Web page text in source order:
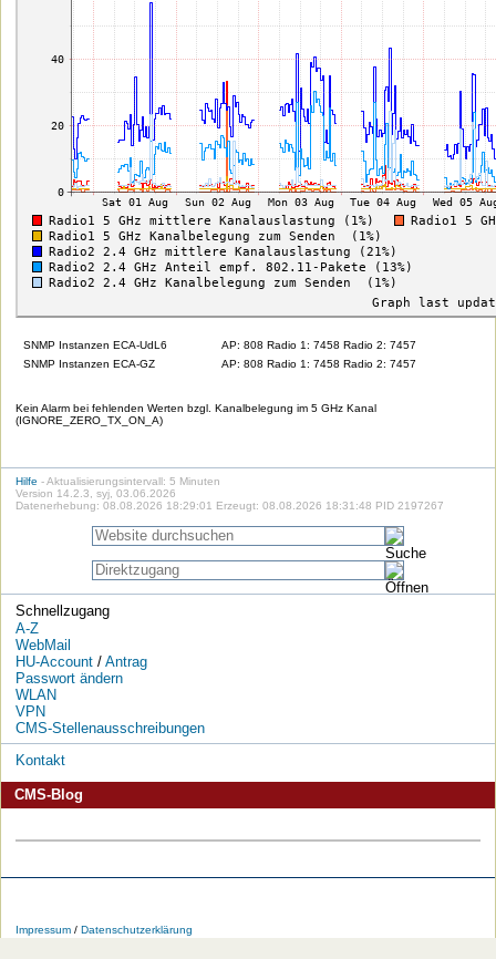
SNMP Instanzen ECA-UdL6
AP: 808 Radio 1: 7458 Radio 2: 7457
SNMP Instanzen ECA-GZ
AP: 808 Radio 1: 7458 Radio 2: 7457
Kein Alarm bei fehlenden Werten bzgl. Kanalbelegung im 5 GHz Kanal
(IGNORE_ZERO_TX_ON_A)
Hilfe - Aktualisierungsintervall: 5 Minuten
Version 14.2.3, syj, 03.06.2026
Datenerhebung: 08.08.2026 18:29:01 Erzeugt: 08.08.2026 18:31:48 PID 2197267
Schnellzugang
A-Z
WebMail
HU-Account/ Antrag
Passwort ändern
WLAN
VPN
CMS-Stellenausschreibungen
Kontakt
CMS-Blog
im
bei bei bei bei Feeds
Impressum/ Datenschutzerklärung